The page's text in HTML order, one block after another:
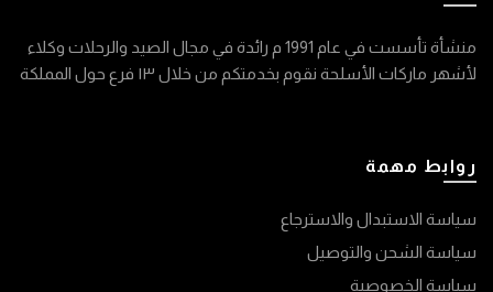
منشأة تأسست في عام 1991 م رائدة في مجال الصيد والرحلات وكلاء
لأشهر ماركات الأسلحة نقوم بخدمتكم من خلال ١٣ فرع حول المملكة
روابط مهمة
سياسة الاستبدال والاسترجاع
سياسة الشحن والتوصيل
سياسة الخصوصية